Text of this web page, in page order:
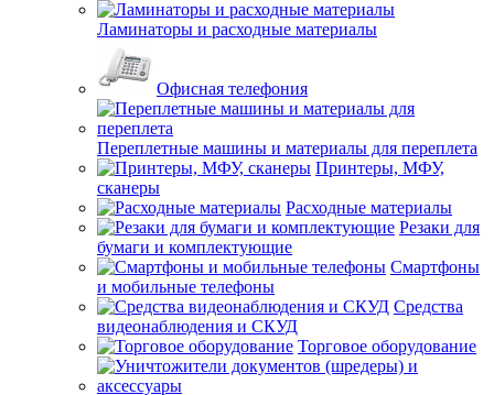
Ламинаторы и расходные материалы
Офисная телефония
Переплетные машины и материалы для переплета
Принтеры, МФУ,
сканеры
Расходные материалы
Резаки для
бумаги и комплектующие
Смартфоны
и мобильные телефоны
Средства
видеонаблюдения и СКУД
Торговое оборудование